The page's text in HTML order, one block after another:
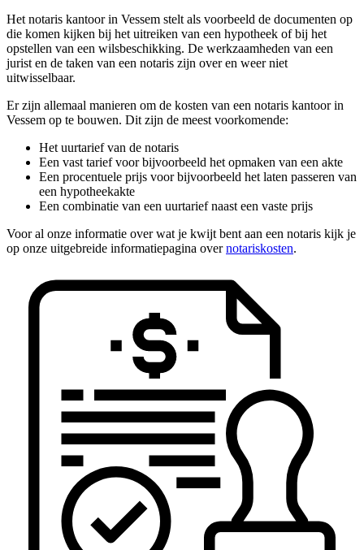
Het notaris kantoor in Vessem stelt als voorbeeld de documenten op
die komen kijken bij het uitreiken van een hypotheek of bij het
opstellen van een wilsbeschikking. De werkzaamheden van een
jurist en de taken van een notaris zijn over en weer niet
uitwisselbaar.
Er zijn allemaal manieren om de kosten van een notaris kantoor in
Vessem op te bouwen. Dit zijn de meest voorkomende:
Het uurtarief van de notaris
Een vast tarief voor bijvoorbeeld het opmaken van een akte
Een procentuele prijs voor bijvoorbeeld het laten passeren van
een hypotheekakte
Een combinatie van een uurtarief naast een vaste prijs
Voor al onze informatie over wat je kwijt bent aan een notaris kijk je
op onze uitgebreide informatiepagina overnotariskosten.